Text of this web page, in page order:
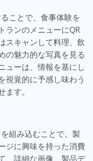
ことで、食事体験を
ランのメニューにQR
スキャンして料理、飲
の魅力的な写真を見る
ューは、情報を基にし
視覚的に予感し味わう
す。
組み込むことで、製
ジに興味を持った消費
、詳細な画像、製品デ